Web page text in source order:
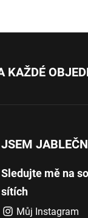
KAŽDÉ
JSEM
Sledujte mě na
sítích
Můj Instagram